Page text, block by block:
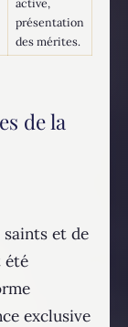
présentation
des mérites.
de la
et de
été
exclusive